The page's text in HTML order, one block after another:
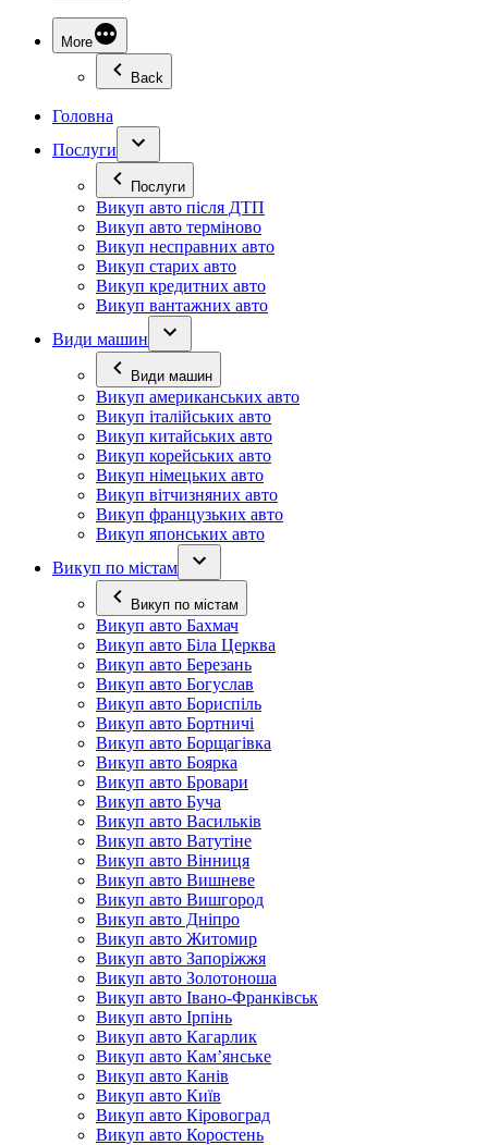
More
Back
Головна
Послуги
Послуги
Викуп авто після ДТП
Викуп авто терміново
Викуп несправних авто
Викуп старих авто
Викуп кредитних авто
Викуп вантажних авто
Види машин
Види машин
Викуп американських авто
Викуп італійських авто
Викуп китайських авто
Викуп корейських авто
Викуп німецьких авто
Викуп вітчизняних авто
Викуп французьких авто
Викуп японських авто
Викуп по містам
Викуп по містам
Викуп авто Бахмач
Викуп авто Біла Церква
Викуп авто Березань
Викуп авто Богуслав
Викуп авто Бориспіль
Викуп авто Бортничі
Викуп авто Борщагівка
Викуп авто Боярка
Викуп авто Бровари
Викуп авто Буча
Викуп авто Васильків
Викуп авто Ватутіне
Викуп авто Вінниця
Викуп авто Вишневе
Викуп авто Вишгород
Викуп авто Дніпро
Викуп авто Житомир
Викуп авто Запоріжжя
Викуп авто Золотоноша
Викуп авто Івано-Франківськ
Викуп авто Ірпінь
Викуп авто Кагарлик
Викуп авто Кам’янське
Викуп авто Канів
Викуп авто Київ
Викуп авто Кіровоград
Викуп авто Коростень